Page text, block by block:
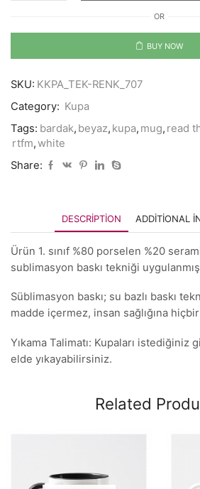
OR
BUY NOW
SKU: KKPA_TEK-RENK_707
Category: Kupa
Tags: bardak, beyaz, kupa, mug, read
rtfm,white
Share:
DESCRIPTION ADDITIONAL
Ürün 1. sınıf %80 porselen %20
sublimasyon baskı tekniği
Süblimasyon baskı; su bazlı baskı
madde içermez, insan sağlığına
Yıkama Talimatı: Kupaları istediğiniz
elde yıkayabilirsiniz.
Related